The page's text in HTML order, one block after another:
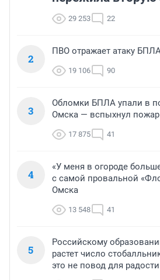
29 253 22
2
ПВО отражает атаку
19 106 90
3
Обломки БПЛА упали в
Омска — вспыхнул пожар
17 875 41
4
«У меня в огороде
с самой провальной
Омска
13 548 41
5
Российскому
растет число
это не повод для радости